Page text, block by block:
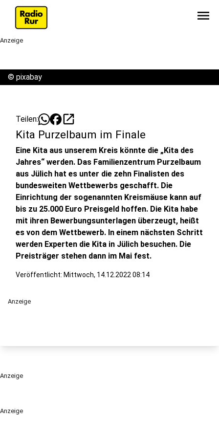
menu
Anzeige
Anzeige
© pixabay
Teilen: open_in_new
Kita Purzelbaum im Finale
Eine Kita aus unserem Kreis könnte die „Kita des
Jahres“ werden. Das Familienzentrum Purzelbaum
aus Jülich hat es unter die zehn Finalisten des
bundesweiten Wettbewerbs geschafft. Die
Einrichtung der sogenannten Kreismäuse kann auf
bis zu 25.000 Euro Preisgeld hoffen. Die Kita habe
mit ihren Bewerbungsunterlagen überzeugt, heißt
es von dem Wettbewerb. In einem nächsten Schritt
werden Experten die Kita in Jülich besuchen. Die
Preisträger stehen dann im Mai fest.
Veröffentlicht: Mittwoch, 14.12.2022 08:14
Anzeige
Anzeige